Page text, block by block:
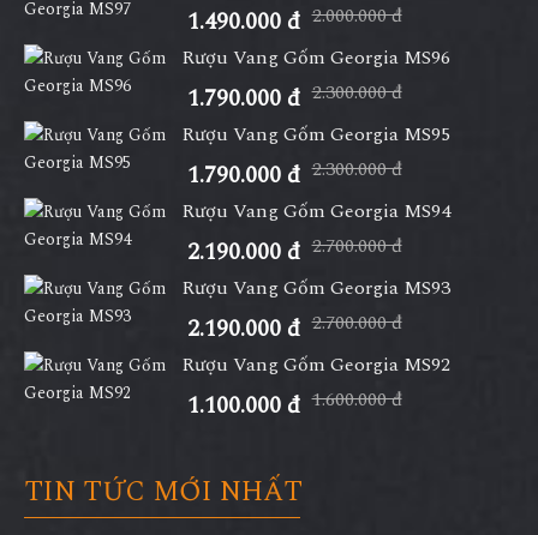
1.490.000 đ 2.000.000 đ
Rượu Vang Gốm Georgia MS96
1.790.000 đ 2.300.000 đ
Rượu Vang Gốm Georgia MS95
1.790.000 đ 2.300.000 đ
Rượu Vang Gốm Georgia MS94
2.190.000 đ 2.700.000 đ
Rượu Vang Gốm Georgia MS93
2.190.000 đ 2.700.000 đ
Rượu Vang Gốm Georgia MS92
1.100.000 đ 1.600.000 đ
TIN TỨC MỚI NHẤT